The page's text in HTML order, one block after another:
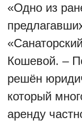
«Одно из
Кошевой. –
решён
который
аренду